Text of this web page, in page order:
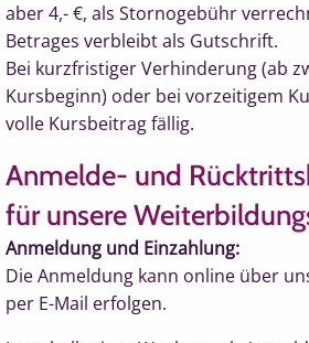
aber 4,- €, als Stornogebühr
Betrages verbleibt als Gutschrift.
Bei kurzfristiger Verhinderung (ab
Kursbeginn) oder bei vorzeitigem
volle Kursbeitrag fällig.
Anmelde- und
für unsere
Anmeldung und Einzahlung:
Die Anmeldung kann online über
per E-Mail erfolgen.